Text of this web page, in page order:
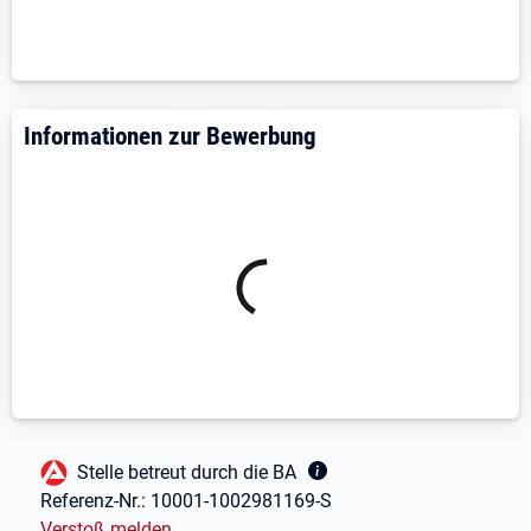
• Unbefristetes Arbeitsverhältnis
• Möglichkeiten zur Weiterbildung
Bewerbung mit Lebenslauf an:
Informationen zur Bewerbung
Fußbereich
Stelle betreut durch die BA
Referenz-Nr.: 10001-1002981169-S